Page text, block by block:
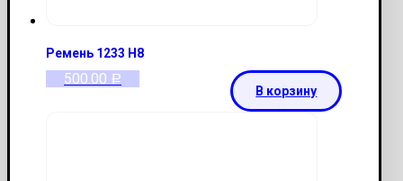
Ремень 1233 Н8
500.00 Р
В корзину